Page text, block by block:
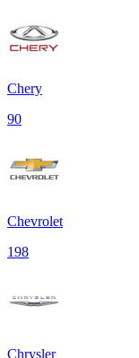
Chery
90
Chevrolet
198
Chrysler